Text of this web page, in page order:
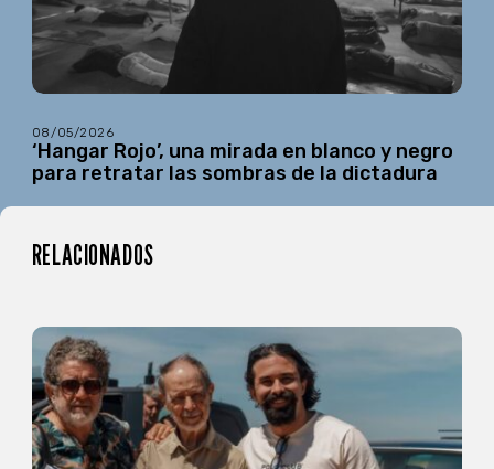
08/05/2026
‘Hangar Rojo’, una mirada en blanco y negro
para retratar las sombras de la dictadura
RELACIONADOS